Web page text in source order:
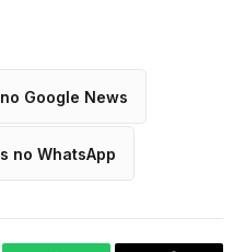
Google News
no WhatsApp